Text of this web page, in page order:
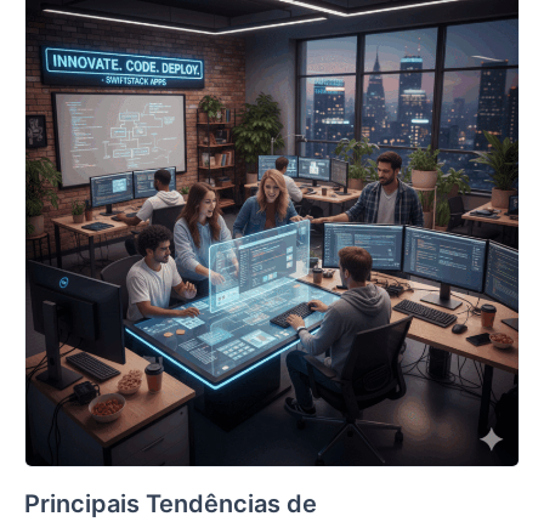
Principais Tendências de